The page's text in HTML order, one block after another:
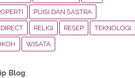
PUISI DAN SASTRA
RELIGI RESEP TEKNOLOGI
WISATA
Blog